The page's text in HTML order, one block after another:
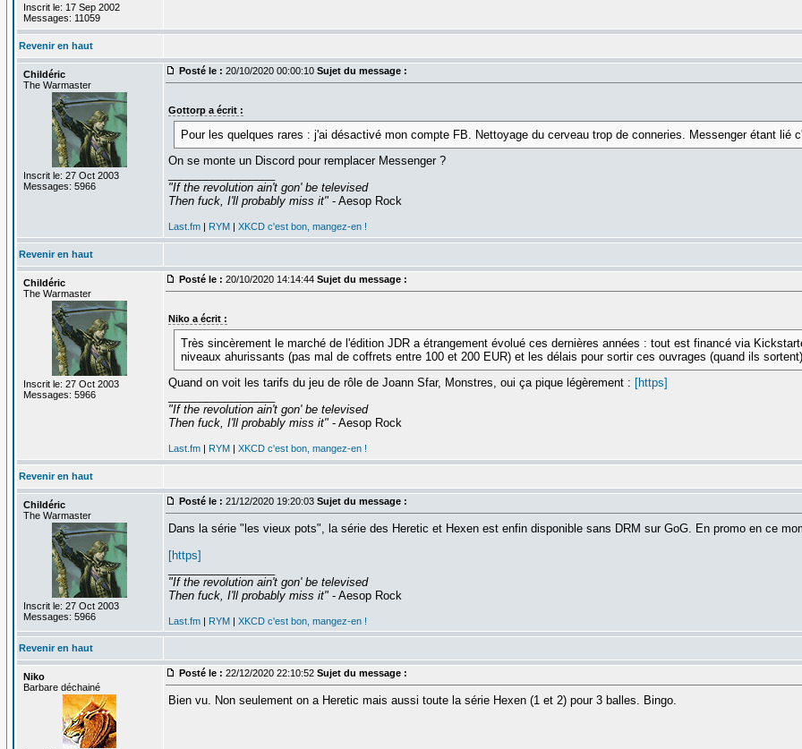
Inscrit le: 17 Sep 2002
Messages: 11059
Revenir en haut
Childéric
The Warmaster
Inscrit le: 27 Oct 2003
Messages: 5966
Posté le : 20/10/2020 00:00:10 Sujet du message :
Gottorp a écrit :
Pour les quelques rares : j'ai désactivé mon compte FB. Nettoyage du cerveau trop de conneries. Messenger étant lié
On se monte un Discord pour remplacer Messenger ?
"If the revolution ain't gon' be televised
Then fuck, I'll probably miss it"- Aesop Rock
Last.fm| RYM XKCD c'est bon, mangez-en !
Revenir en haut
Childéric
The Warmaster
Inscrit le: 27 Oct 2003
Messages: 5966
Posté le : 20/10/2020 14:14:44 Sujet du message :
Niko a écrit :
Très sincèrement le marché de l'édition JDR a étrangement évolué ces dernières années : tout est financé via
niveaux ahurissants (pas mal de coffrets entre 100 et 200 EUR) et les délais pour sortir ces ouvrages (quand ils
Quand on voit les tarifs du jeu de rôle de Joann Sfar, Monstres, oui ça pique légèrement : [https]
"If the revolution ain't gon' be televised
Then fuck, I'll probably miss it"- Aesop Rock
Last.fm| RYM XKCD c'est bon, mangez-en !
Revenir en haut
Childéric
The Warmaster
Inscrit le: 27 Oct 2003
Messages: 5966
Posté le : 21/12/2020 19:20:03 Sujet du message :
Dans la série "les vieux pots", la série des Heretic et Hexen est enfin disponible sans DRM sur GoG. En promo en ce
[https]
"If the revolution ain't gon' be televised
Then fuck, I'll probably miss it"- Aesop Rock
Last.fm| RYM| XKCD c'est bon, mangez-en !
Revenir en haut
Niko
Barbare déchainé
Posté le : 22/12/2020 22:10:52 Sujet du message :
Bien vu. Non seulement on a Heretic mais aussi toute la série Hexen (1 et 2) pour 3 balles. Bingo.